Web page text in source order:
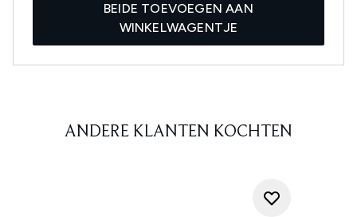
BEIDE TOEVOEGEN AAN
WINKELWAGENTJE
ANDERE KLANTEN KOCHTEN